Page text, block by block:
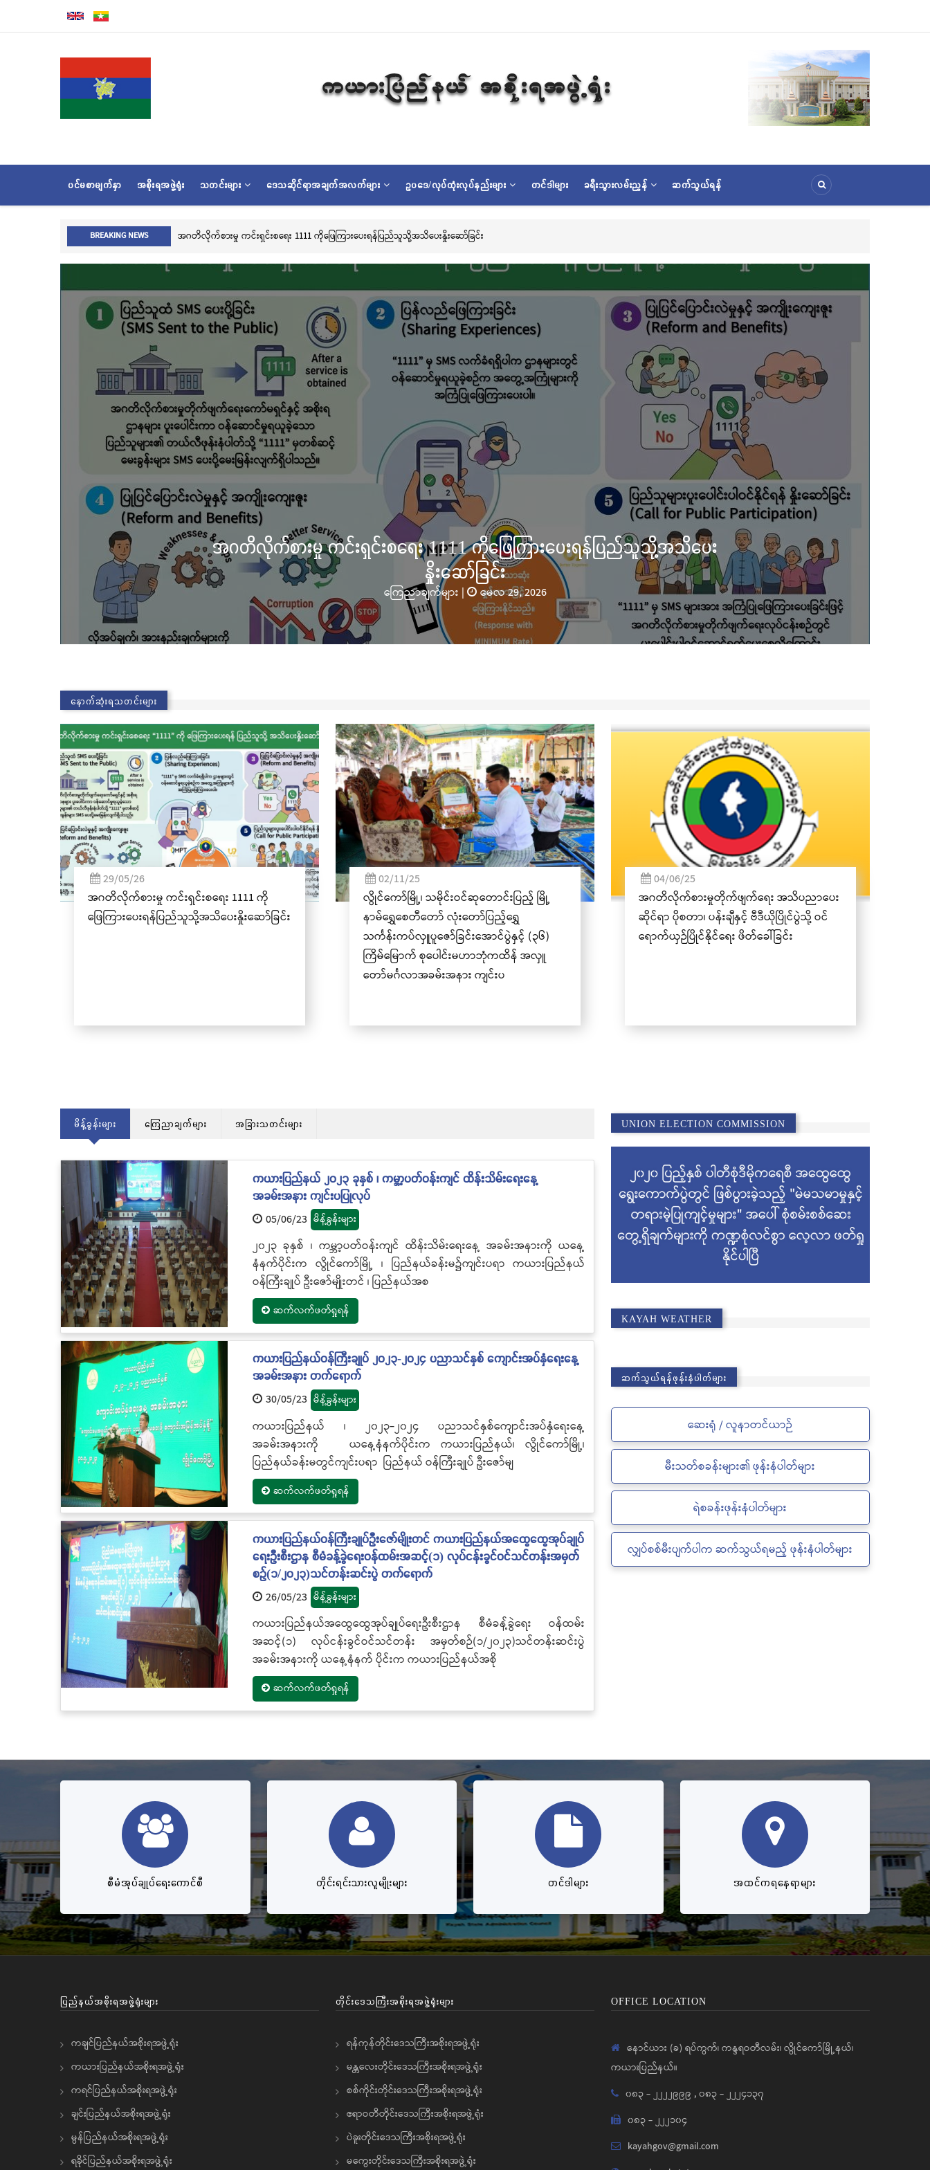
MAIN
NAVIGATION
ပင်မစာမျက်နှာ အစိုးရအဖွဲ့ရုံး သတင်းများ ဒေသဆိုင်ရာအချက်အလက်များ ဥပဒေ/လုပ်ထုံးလုပ်နည်းများ တင်ဒါများ ခရီးသွားလမ်းညွှန် ဆက်သွယ်ရန်
BREAKING NEWS လွိုင်ကော်မြို့၊ သမိုင်းဝင်ဆုတောင်းပြည့် မြို့နာမ်ရွှေစေတီတော် လုံးတော်ပြည့်ရွှေသင်္ကန်းကပ်လှူပူဇော်ခြင်းအောင်ပွဲနှင့် (၃၆) ကြိမ်မြောက် စုပေါင်းမဟာဘုံကထိန် အလှူတော်မင်္ဂလာအခမ်းအနား ကျင်းပ
လွိုင်ကော်မြို့၊ သမိုင်းဝင်ဆုတောင်းပြည့် မြို့နာမ်ရွှေစေတီတော် လုံးတော်ပြည့်ရွှေ
သင်္ကန်းကပ်လှူပူဇော်ခြင်းအောင်ပွဲနှင့် (၃၆) ကြိမ်မြောက် စုပေါင်းမဟာဘုံကထိန်
အလှူတော်မင်္ဂလာအခမ်းအနား ကျင်းပ
သတင်းများ|
နိုဝင်ဘာလ 02, 2025
ကယားပြည်နယ်၊ လွိုင်ကော်မြို့ ကျက်သရေဆောင် သမိုင်းဝင်ဆုတောင်းပြည့် မြို့နာမ် ရွှေစေတီ
တော် လုံးတော်ပြည့် ရွှေသင်္ကန်းကပ်လှူပူဇော်ခြင်းအောင်ပွဲနှင့် ပြည်နယ်အစိုးရအဖွဲ့က ကြီးမှူး၍
(၃၆)ကြိမ်မြောက် စုပေါ
နောက်ဆုံးရသတင်းများ
02/11/25
လွိုင်ကော်မြို့၊ သမိုင်းဝင်ဆုတောင်းပြည့် မြို့
နာမ်ရွှေစေတီတော် လုံးတော်ပြည့်ရွှေ
04/06/25
အဂတိလိုက်စားမှုတိုက်ဖျက်ရေး အသိပညာပေး
ဆိုင်ရာ ပိုစတာ၊ ပန်းချီနှင့် ဗီဒီယိုပြိုင်ပွဲသို့ ဝင်
ရောက်ယှဉ်ပြိုင်နိုင်ရေး ဖိတ်ခေါ်ခြင်း
ဦးစီးဌာန၏ (၃၅)ကြိမ်မြောက် နှစ်ပတ်လည်နေ့
အထိမ်းအမှတ် အခမ်းအနား လွိုင်ကော်
မြို့၌ကျင်းပ
မိန့်ခွန်းများ ကြေညာချက်များ အခြားသတင်းများ
ကယားပြည်နယ် ၂၀၂၃ ခုနှစ် ၊ ကမ္ဘာ့ပတ်ဝန်းကျင် ထိန်းသိမ်းရေးနေ့
အခမ်းအနား ကျင်းပပြုလုပ်
05/06/23 မိန့်ခွန်းများ
၂၀၂၃ ခုနှစ် ၊ ကမ္ဘာ့ပတ်ဝန်းကျင် ထိန်းသိမ်းရေးနေ့ အခမ်းအနားကို ယနေ့
နံနက်ပိုင်းက လွိုင်ကော်မြို့ ၊ ပြည်နယ်ခန်းမ၌ကျင်းပရာ ကယားပြည်နယ်
ဝန်ကြီးချုပ် ဦးဇော်မျိုးတင် ၊ ပြည်နယ်အစ
ဆက်လက်ဖတ်ရှုရန်
ကယားပြည်နယ်ဝန်ကြီးချုပ် ၂၀၂၃-၂၀၂၄ ပညာသင်နှစ် ကျောင်းအပ်နှံရေးနေ့
အခမ်းအနား တက်ရောက်
30/05/23 မိန့်ခွန်းများ
ကယားပြည်နယ် ၊ ၂၀၂၃-၂၀၂၄ ပညာသင်နှစ်ကျောင်းအပ်နှံရေးနေ့
အခမ်းအနားကို ယနေ့နံနက်ပိုင်းက ကယားပြည်နယ်၊ လွိုင်ကော်မြို့၊
ပြည်နယ်ခန်းမတွင်ကျင်းပရာ ပြည်နယ် ဝန်ကြီးချုပ် ဦးဇော်မျ
ဆက်လက်ဖတ်ရှုရန်
ကယားပြည်နယ်ဝန်ကြီးချုပ်ဦးဇော်မျိုးတင် ကယားပြည်နယ်အထွေထွေအုပ်ချုပ်
ရေးဦးစီးဌာန စီမံခန့်ခွဲရေးဝန်ထမ်းအဆင့်(၁) လုပ်ငန်းခွင်ဝင်သင်တန်းအမှတ်
စဉ်(၁/၂၀၂၃)သင်တန်းဆင်းပွဲ တက်ရောက်
26/05/23 မိန့်ခွန်းများ
ကယားပြည်နယ်အထွေထွေအုပ်ချုပ်ရေးဦးစီးဌာန စီမံခန့်ခွဲရေး ဝန်ထမ်း
အဆင့်(၁) လုပ်ငန်းခွင်ဝင်သင်တန်း အမှတ်စဉ်(၁/၂၀၂၃)သင်တန်းဆင်းပွဲ
အခမ်းအနားကို ယနေ့နံနက် ပိုင်းက ကယားပြည်နယ်အစို
ဆက်လက်ဖတ်ရှုရန်
UNION ELECTION COMMISSION
KAYAH WEATHER
ဆက်သွယ်ရန်ဖုန်းနံပါတ်များ
ဆေးရုံ / လူနာတင်ယာဉ်
မီးသတ်စခန်းများ၏ ဖုန်းနံပါတ်များ
ရဲစခန်းဖုန်းနံပါတ်များ
လျှပ်စစ်မီးပျက်ပါက ဆက်သွယ်ရမည့် ဖုန်းနံပါတ်များ
စီမံအုပ်ချုပ်ရေးကောင်စီ တိုင်းရင်းသားလူမျိုးများ တင်ဒါများ အထင်ကရနေရာများ
ပြည်နယ်အစိုးရအဖွဲ့ရုံးများ
ကချင်ပြည်နယ်အစိုးရအဖွဲ့ရုံး
ကယားပြည်နယ်အစိုးရအဖွဲ့ရုံး
ကရင်ပြည်နယ်အစိုးရအဖွဲ့ရုံး
ချင်းပြည်နယ်အစိုးရအဖွဲ့ရုံး
မွန်ပြည်နယ်အစိုးရအဖွဲ့ရုံး
ရခိုင်ပြည်နယ်အစိုးရအဖွဲ့ရုံး
တိုင်းဒေသကြီးအစိုးရအဖွဲ့ရုံးများ
ရန်ကုန်တိုင်းဒေသကြီးအစိုးရအဖွဲ့ရုံး
မန္တလေးတိုင်းဒေသကြီးအစိုးရအဖွဲ့ရုံး
စစ်ကိုင်းတိုင်းဒေသကြီးအစိုးရအဖွဲ့ရုံး
ဧရာဝတီတိုင်းဒေသကြီးအစိုးရအဖွဲ့ရုံး
ပဲခူးတိုင်းဒေသကြီးအစိုးရအဖွဲ့ရုံး
မကွေးတိုင်းဒေသကြီးအစိုးရအဖွဲ့ရုံး
OFFICE LOCATION
နောင်ယား (ခ) ရပ်ကွက်၊ ကန္ဒရဝတီလမ်း၊ လွိုင်ကော်မြို့နယ်၊
ကယားပြည်နယ်။
၀၈၃ - ၂၂၂၂၉၉၉ ,၀၈၃ - ၂၂၂၄၁၃၇
၀၈၃ - ၂၂၂၁၀၄
kayahgov@gmail.com